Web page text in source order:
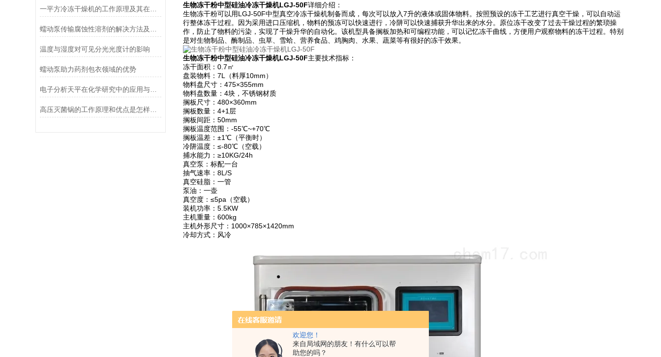
欢迎您！
来自局域网的朋友！有什么可以帮
助您的吗？
一平方冷冻干燥机的工作原理及其在材料科学中的重要性
温度与湿度对可见分光光度计的影响
蠕动泵助力药剂包衣领域的优势
电子分析天平在化学研究中的应用与优势说明
高压灭菌锅的工作原理和优点是怎样的？
生物冻干粉中型硅油冷冻干燥机LGJ-50F详细介绍：
生物冻干粉可以用LGJ-50F中型真空冷冻干燥机制备而成，每次可以放入7升的液体或固体物料。按照预设的冻干工艺进行真空干燥，可以自动运
行整体冻干过程。因为采用进口压缩机，物料的预冻可以快速进行，冷阱可以快速捕获升华出来的水分。原位冻干改变了过去干燥过程的繁琐操
作，防止了物料的污染，实现了干燥升华的自动化。该机型具备搁板加热和可编程功能，可以记忆冻干曲线，方便用户观察物料的冻干过程。特别
是对生物制品、酶制品、虫草、雪蛤、营养食品、鸡胸肉、水果、蔬菜等有很好的冻干效果。
生物冻干粉中型硅油冷冻干燥机LGJ-50F主要技术指标：
冻干面积：0.7㎡
盘装物料：7L（料厚10mm）
物料盘尺寸：475×355mm
物料盘数量：4块，不锈钢材质
搁板尺寸：480×360mm
搁板数量：4+1层
搁板间距：50mm
搁板温度范围：-55℃~+70℃
搁板温差：±1℃（平衡时）
冷阱温度：≤-80℃（空载）
捕水能力：≥10KG/24h
真空泵：标配一台
抽气速率：8L/S
真空硅脂：一管
泵油：一壶
真空度：≤5pa（空载）
装机功率：5.5KW
主机重量：600kg
主机外形尺寸：1000×785×1420mm
冷却方式：风冷